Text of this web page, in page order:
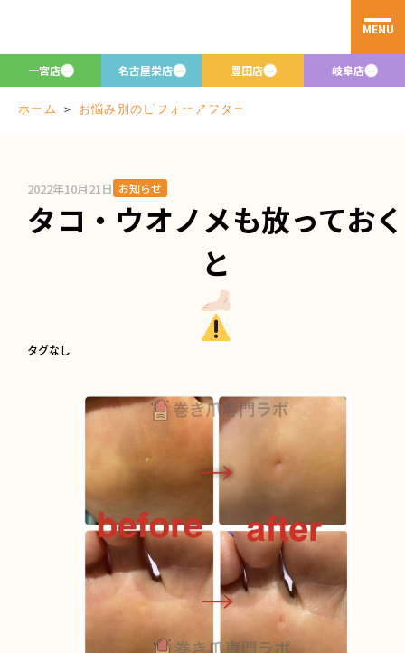
MENU
一宮店 名古屋栄店 豊田店 岐阜店
お悩み別のビフ
ォーアフター
Before/after
ホーム ＞ お悩み別のビフォーアフター
2022年10月21日 お知らせ
タコ・ウオノメも放っておく
と
タグなし